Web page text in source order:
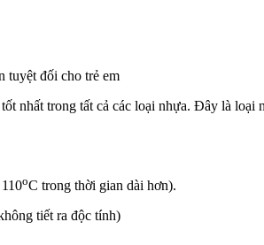
tuyệt đối cho trẻ em
nhất trong tất cả các loại nhựa. Đây là loại
oC trong thời gian dài hơn).
tiết ra độc tính)